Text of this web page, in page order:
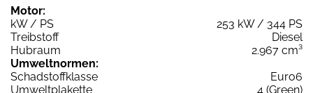
Motor:
kW / PS
253 kW / 344 PS
Treibstoff
Diesel
Hubraum
2.967 cm³
Umweltnormen:
Schadstoffklasse
Euro6
Umweltplakette
4 (Green)